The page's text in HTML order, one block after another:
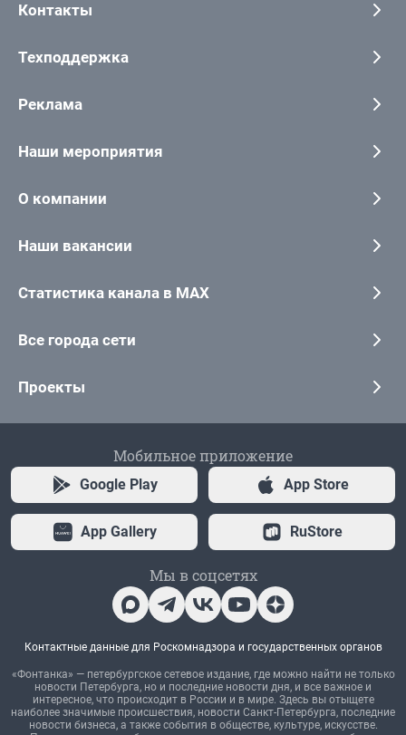
Контакты
Техподдержка
Реклама
Наши мероприятия
О компании
Наши вакансии
Статистика канала в MAX
Все города сети
Проекты
Мобильное приложение
Google Play App Store
App Gallery RuStore
Мы в соцсетях
Контактные данные для Роскомнадзора и государственных органов
«Фонтанка» — петербургское сетевое издание, где можно найти не только
новости Петербурга, но и последние новости дня, и все важное и
интересное, что происходит в России и в мире. Здесь вы отыщете
наиболее значимые происшествия, новости Санкт-Петербурга, последние
новости бизнеса, а также события в обществе, культуре, искусстве.